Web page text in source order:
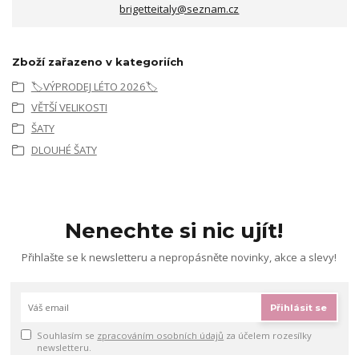
brigetteitaly@seznam.cz
Zboží zařazeno v kategoriích
🏷️VÝPRODEJ LÉTO 2026🏷️
VĚTŠÍ VELIKOSTI
ŠATY
DLOUHÉ ŠATY
Nenechte si nic ujít!
Přihlašte se k newsletteru a nepropásněte novinky, akce a slevy!
Přihlásit se
Souhlasím se zpracováním osobních údajů za účelem rozesílky
newsletteru.